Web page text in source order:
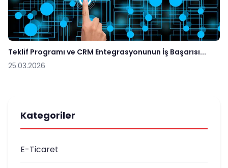
Teklif Programı ve CRM Entegrasyonunun İş Başarısı...
25.03.2026
Kategoriler
E-Ticaret